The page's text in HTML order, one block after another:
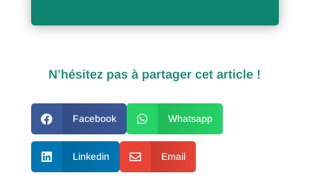
N’hésitez pas à partager cet article !
 Facebook  Whatsapp
 Linkedin  Email